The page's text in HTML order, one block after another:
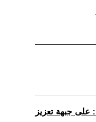
على جبهة تعزيز